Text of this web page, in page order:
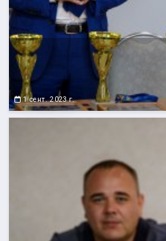
1 сент. 2023 г.